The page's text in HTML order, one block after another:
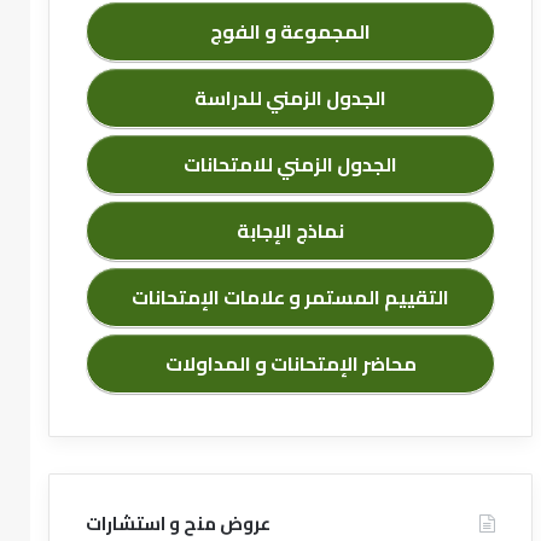
المجموعة و الفوج
الجدول الزمني للدراسة
الجدول الزمني للامتحانات
نماذج الإجابة
التقييم المستمر و علامات الإمتحانات
محاضر الإمتحانات و المداولات
عروض منح و استشارات